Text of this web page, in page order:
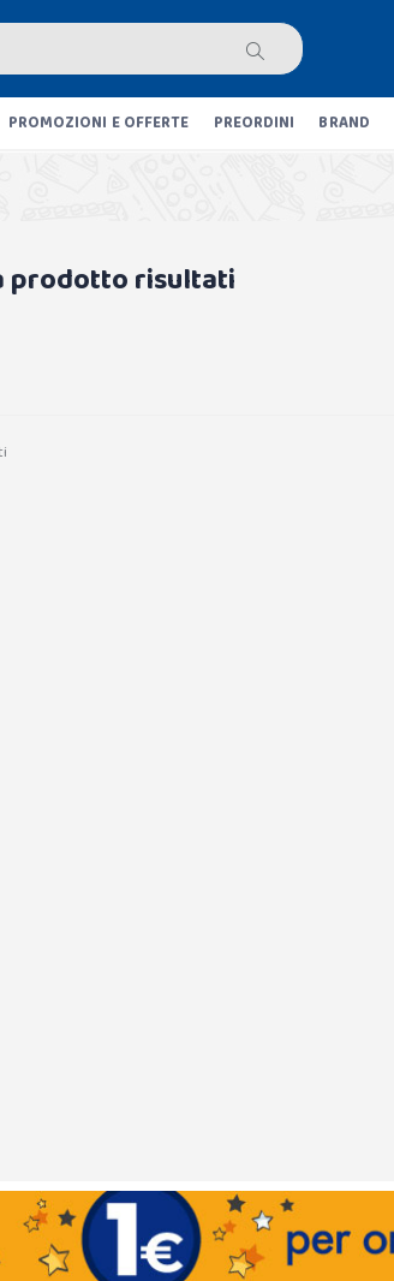
PROMOZIONI E OFFERTE PREORDINI BRAND
prodotto risultati